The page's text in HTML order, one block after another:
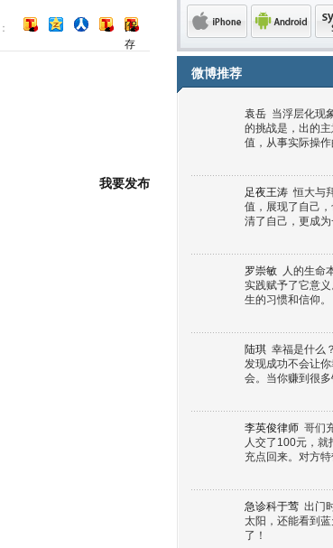
[保
存
我要发布
Android
微博推荐
袁岳 当浮层化现
的挑战是，出的
值，从事实际操
足夜王涛 恒大与
值，展现了自己
清了自己，更成
罗崇敏 人的生命
实践赋予了它意
生的习惯和信仰。
陆琪 幸福是什么
发现成功不会让
会。当你赚到很
李英俊律师 哥们
人交了100元，就
充点回来。对方
急诊科于莺 出门
太阳，还能看到
了！